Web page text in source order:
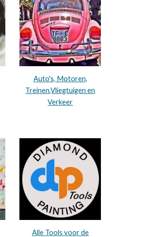
Auto's, Motoren,
Treinen,Vliegtuigen en
Verkeer
Alle Tools voor de